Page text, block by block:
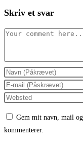
Skriv et svar
Comment
Enter
your
name
Enter
your
Enter
Gem mit navn, mail
kommenterer.